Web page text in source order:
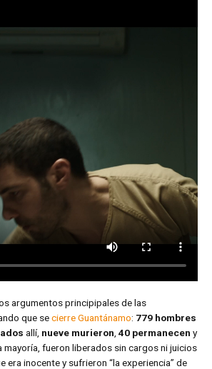
argumentos principipales de las
que secierre Guantánamo: 779 hombres
allí, nueve murieron 40 permanecen y
mayoría, fueron liberados sin cargos ni juicios
era inocente y sufrieron “la experiencia” de